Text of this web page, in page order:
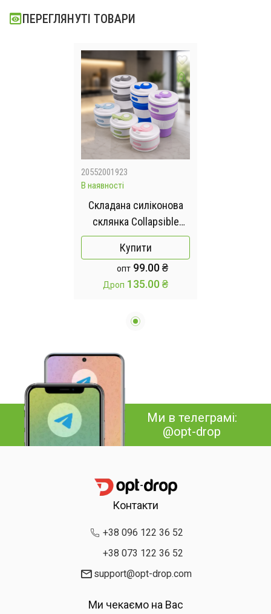
ПЕРЕГЛЯНУТІ ТОВАРИ
20552001923
В наявності
Складана силіконова
склянка Collapsible
Coffee Cup з кришкою
350 мл
Купити
опт 99.00 ₴
Дроп 135.00 ₴
Ми в телеграмі:
@opt-drop
Контакти
+38 096 122 36 52
+38 073 122 36 52
support@opt-drop.com
Ми чекаємо на Вас